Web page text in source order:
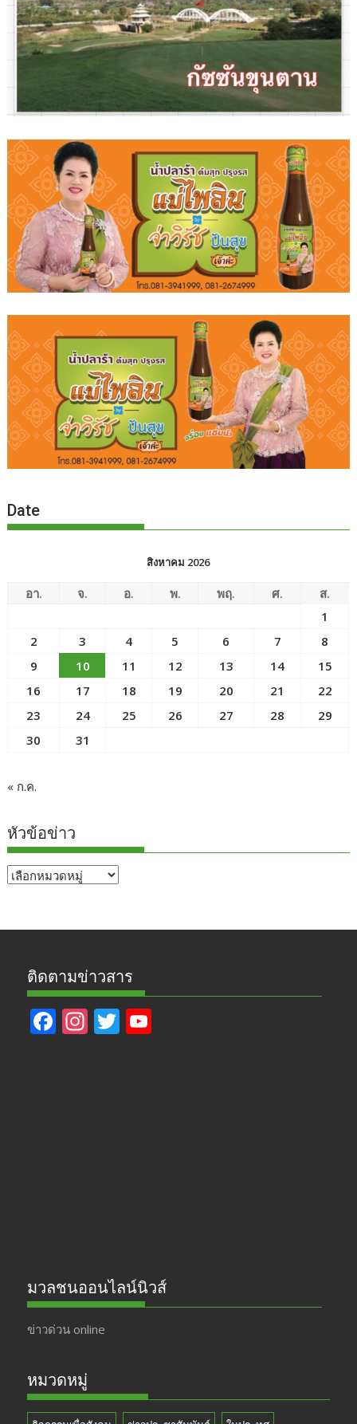
Date
สิงหาคม 2026
อา. จ. อ. พ. พฤ. ศ.
ส.
1
2
3 4 5 6 7
8
9
10 11 12 13 14
15
16
17 18 19 20 21
22
23
24 25 26 27 28
29
30
31
« ก.ค.
หัวข้อข่าว
หัวข้อ
ติดตามข่าวสาร
F In T
มวลชนออนไลน์นิวส์
ข่าวด่วน online
หมวดหมู่